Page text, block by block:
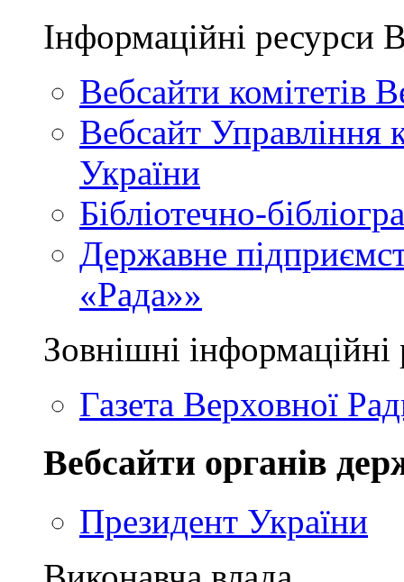
Інформаційні ресурси
Вебсайти комітетів
Вебсайт Управління
України
Бібліотечно-
Державне
«Рада»»
Зовнішні інформаційні
Газета Верховної
Вебсайти органів
Президент України